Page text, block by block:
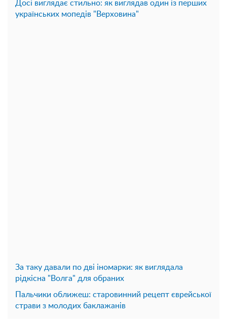
Досі виглядає стильно: як виглядав один із перших
українських мопедів "Верховина"
За таку давали по дві іномарки: як виглядала
рідкісна "Волга" для обраних
Пальчики оближеш: старовинний рецепт єврейської
страви з молодих баклажанів